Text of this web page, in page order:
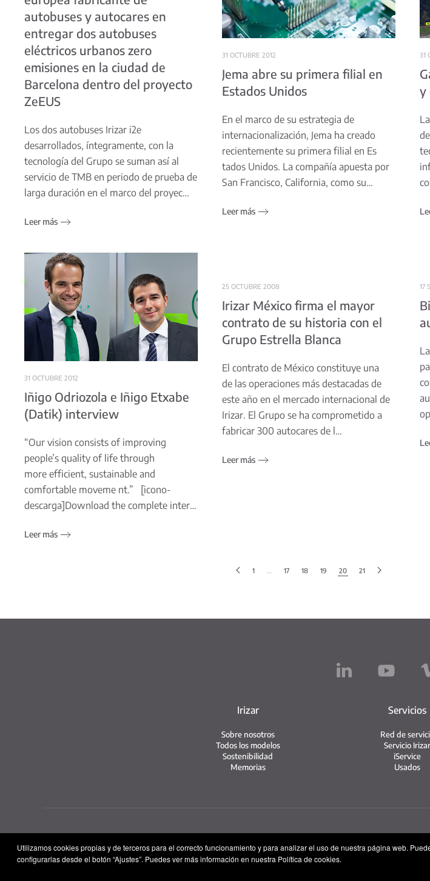
Utilizamos cookies propias y de terceros para el correcto funcionamiento y para analizar el uso de nuestra página web.
configurarlas desde el botón “Ajustes”. Puedes ver más información en nuestra Política de cookies.
autobuses y autocares en
entregar dos autobuses
eléctricos urbanos zero
emisiones en la ciudad de
Barcelona dentro del proyecto
ZeEUS
Los dos autobuses Irizar i2e
desarrollados, íntegramente, con la
tecnología del Grupo se suman así al
servicio de TMB en periodo de prueba de
larga duración en el marco del proyec…
Leer más
31 OCTUBRE 2012
Jema abre su primera filial en
Estados Unidos
En el marco de su estrategia de
internacionalización, Jema ha creado
recientemente su primera filial en Es
tados Unidos. La compañía apuesta por
San Francisco, California, como su…
Leer más
31
y
31 OCTUBRE 2012
Iñigo Odriozola e Iñigo Etxabe
(Datik) interview
“Our vision consists of improving
people’s quality of life through
more efficient, sustainable and
comfortable moveme nt.” [icono-
descarga]Download the complete inter…
Leer más
25 OCTUBRE 2008
Irizar México firma el mayor
contrato de su historia con el
Grupo Estrella Blanca
El contrato de México constituye una
de las operaciones más destacadas de
este año en el mercado internacional de
Irizar. El Grupo se ha comprometido a
fabricar 300 autocares de l…
Leer más
17
1 … 17 18 19 20 21
Irizar
Sobre nosotros
Todos los modelos
Sostenibilidad
Memorias
Servicios
Red de
Servicio Irizar
iService
Usados